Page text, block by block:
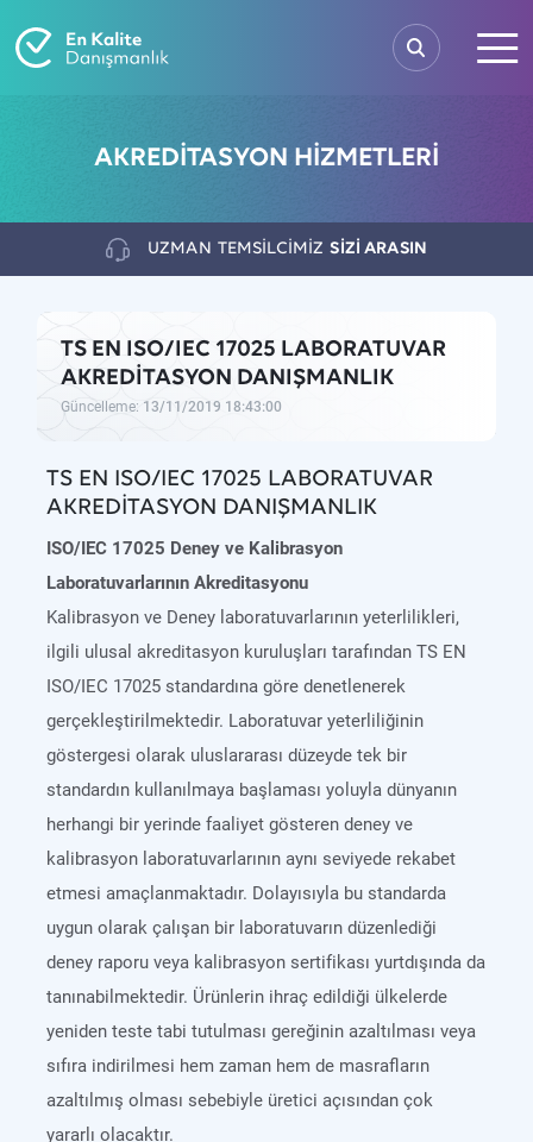
AKREDİTASYON HİZMETLERİ
UZMAN TEMSİLCİMİZ SİZİ ARASIN
TS EN ISO/IEC 17025 LABORATUVAR
AKREDİTASYON DANIŞMANLIK
Güncelleme: 13/11/2019 18:43:00
TS EN ISO/IEC 17025 LABORATUVAR
AKREDİTASYON DANIŞMANLIK
ISO/IEC 17025 Deney ve Kalibrasyon
Laboratuvarlarının Akreditasyonu
Kalibrasyon ve Deney laboratuvarlarının yeterlilikleri,
ilgili ulusal akreditasyon kuruluşları tarafından TS EN
ISO/IEC 17025 standardına göre denetlenerek
gerçekleştirilmektedir. Laboratuvar yeterliliğinin
göstergesi olarak uluslararası düzeyde tek bir
standardın kullanılmaya başlaması yoluyla dünyanın
herhangi bir yerinde faaliyet gösteren deney ve
kalibrasyon laboratuvarlarının aynı seviyede rekabet
etmesi amaçlanmaktadır. Dolayısıyla bu standarda
uygun olarak çalışan bir laboratuvarın düzenlediği
deney raporu veya kalibrasyon sertifikası yurtdışında da
tanınabilmektedir. Ürünlerin ihraç edildiği ülkelerde
yeniden teste tabi tutulması gereğinin azaltılması veya
sıfıra indirilmesi hem zaman hem de masrafların
azaltılmış olması sebebiyle üretici açısından çok
yararlı olacaktır.